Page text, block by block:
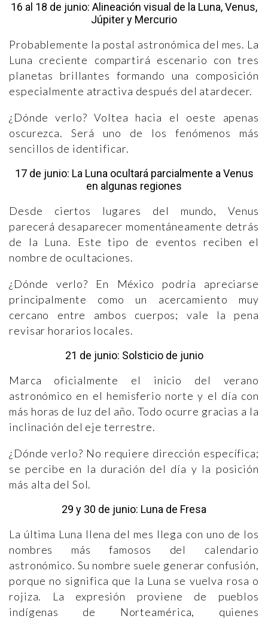
16 al 18 de junio: Alineación visual de la Luna, Venus,
Júpiter y Mercurio
Probablemente la postal astronómica del mes. La
Luna creciente compartirá escenario con tres
planetas brillantes formando una composición
especialmente atractiva después del atardecer.
¿Dónde verlo? Voltea hacia el oeste apenas
oscurezca. Será uno de los fenómenos más
sencillos de identificar.
17 de junio: La Luna ocultará parcialmente a Venus
en algunas regiones
Desde ciertos lugares del mundo, Venus
parecerá desaparecer momentáneamente detrás
de la Luna. Este tipo de eventos reciben el
nombre de ocultaciones.
¿Dónde verlo? En México podría apreciarse
principalmente como un acercamiento muy
cercano entre ambos cuerpos; vale la pena
revisar horarios locales.
21 de junio: Solsticio de junio
Marca oficialmente el inicio del verano
astronómico en el hemisferio norte y el día con
más horas de luz del año. Todo ocurre gracias a la
inclinación del eje terrestre.
¿Dónde verlo? No requiere dirección específica;
se percibe en la duración del día y la posición
más alta del Sol.
29 y 30 de junio: Luna de Fresa
La última Luna llena del mes llega con uno de los
nombres más famosos del calendario
astronómico. Su nombre suele generar confusión,
porque no significa que la Luna se vuelva rosa o
rojiza. La expresión proviene de pueblos
indígenas de Norteamérica, quienes